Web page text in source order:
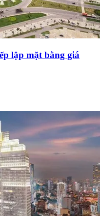
lập mặt bằng giá